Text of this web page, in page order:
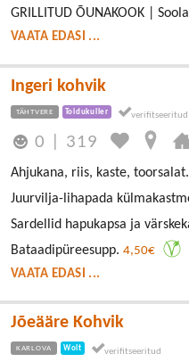
GRILLITUD ÕUNAKOOK |
VAATA EDASI ...
Ingeri kohvik
TÄHTVERE Toidukuller
0 319
Ahjukana, riis, kaste, toorsalat.
Juurvilja-lihapada
Sardellid hapukapsa ja
Bataadipüreesupp. 4,50€
VAATA EDASI ...
Jõeääre Kohvik
KARLOVA Wolt